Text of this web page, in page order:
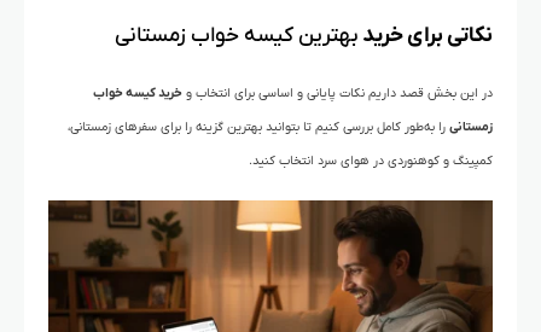
نکاتی برای خرید بهترین کیسه خواب زمستانی
در این بخش قصد داریم نکات پایانی و اساسی برای انتخاب و خرید کیسه خواب
زمستانی را به‌طور کامل بررسی کنیم تا بتوانید بهترین گزینه را برای سفرهای زمستانی،
کمپینگ و کوهنوردی در هوای سرد انتخاب کنید.